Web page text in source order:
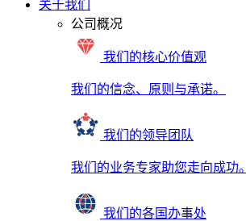
关于我们
公司概况
我们的核心价值观
我们的信念、原则与承诺。
我们的领导团队
我们的业务专家助您走向成功。
我们的各国办事处